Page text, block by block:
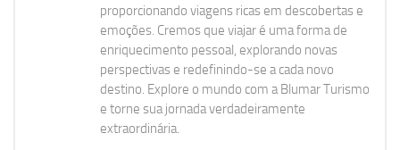
proporcionando viagens ricas em descobertas e
emoções. Cremos que viajar é uma forma de
enriquecimento pessoal, explorando novas
perspectivas e redefinindo-se a cada novo
destino. Explore o mundo com a Blumar Turismo
e torne sua jornada verdadeiramente
extraordinária.